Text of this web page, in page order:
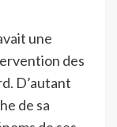
une
des
D’autant
de sa